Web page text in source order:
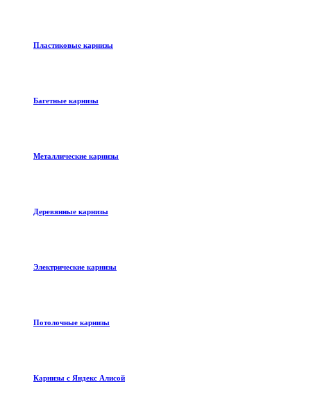
Пластиковые карнизы
Багетные карнизы
Металлические карнизы
Деревянные карнизы
Электрические карнизы
Потолочные карнизы
Карнизы с Яндекс Алисой